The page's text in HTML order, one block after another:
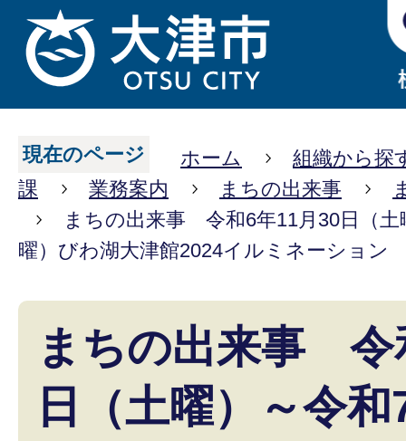
現在のページ ホーム
組織から探
課
業務案内 まちの出来事
まちの出来事 令和6年11月30日（土
曜）びわ湖大津館2024イルミネーション
まちの出来事 令
日（土曜）～令